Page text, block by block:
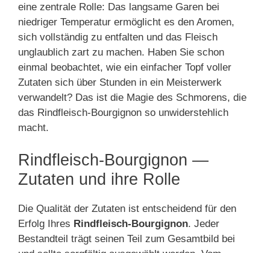
eine zentrale Rolle: Das langsame Garen bei
niedriger Temperatur ermöglicht es den Aromen,
sich vollständig zu entfalten und das Fleisch
unglaublich zart zu machen. Haben Sie schon
einmal beobachtet, wie ein einfacher Topf voller
Zutaten sich über Stunden in ein Meisterwerk
verwandelt? Das ist die Magie des Schmorens, die
das Rindfleisch-Bourgignon so unwiderstehlich
macht.
Rindfleisch-Bourgignon —
Zutaten und ihre Rolle
Die Qualität der Zutaten ist entscheidend für den
Erfolg Ihres Rindfleisch-Bourgignon. Jeder
Bestandteil trägt seinen Teil zum Gesamtbild bei